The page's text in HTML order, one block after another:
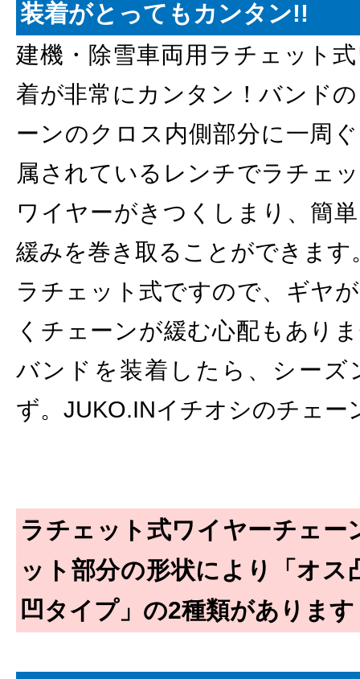
装着がとってもカンタン!!
建機・除雪車両用ラチェット
着が非常にカンタン！バンド
ーンのクロス内側部分に一周
属されているレンチでラチェ
ワイヤーがきつくしまり、簡
緩みを巻き取ることができます
ラチェット式ですので、ギヤ
くチェーンが緩む心配もあり
バンドを装着したら、シーズ
ず。JUKO.INイチオシのチェー
ラチェット式ワイヤーチェー
ット部分の形状により「オス
凹タイプ」の2種類があります